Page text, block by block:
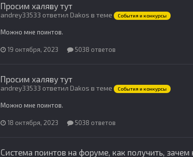
Просим халяву тут
andrey33533 ответил Dakos в теме События и конкурсы
Можно мне поинтов.
19 октября, 2023 5038 ответов
Просим халяву тут
andrey33533 ответил Dakos в теме События и конкурсы
Можно мне поинтов.
18 октября, 2023 5038 ответов
Система поинтов на форуме, как получить,